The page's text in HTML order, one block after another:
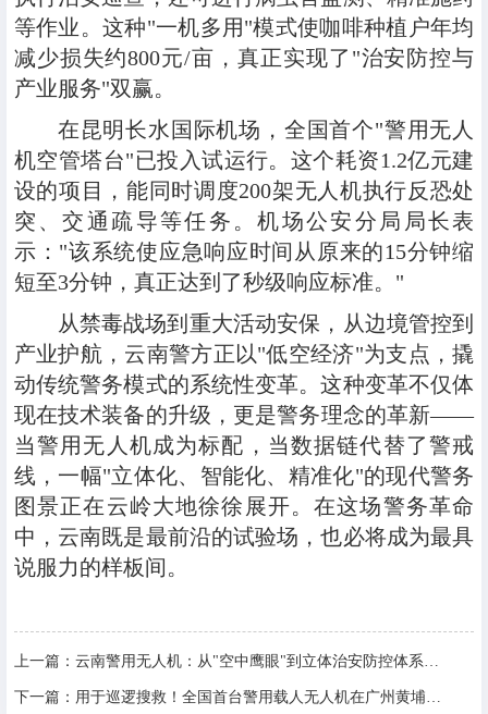
等作业。这种"一机多用"模式使咖啡种植户年均
减少损失约800元/亩，真正实现了"治安防控与
产业服务"双赢。
在昆明长水国际机场，全国首个"警用无人
机空管塔台"已投入试运行。这个耗资1.2亿元建
设的项目，能同时调度200架无人机执行反恐处
突、交通疏导等任务。机场公安分局局长表
示："该系统使应急响应时间从原来的15分钟缩
短至3分钟，真正达到了秒级响应标准。"
从禁毒战场到重大活动安保，从边境管控到
产业护航，云南警方正以"低空经济"为支点，撬
动传统警务模式的系统性变革。这种变革不仅体
现在技术装备的升级，更是警务理念的革新——
当警用无人机成为标配，当数据链代替了警戒
线，一幅"立体化、智能化、精准化"的现代警务
图景正在云岭大地徐徐展开。在这场警务革命
中，云南既是最前沿的试验场，也必将成为最具
说服力的样板间。
上一篇： 云南警用无人机：从"空中鹰眼"到立体治安防控体系的科技飞跃
下一篇： 用于巡逻搜救！全国首台警用载人无人机在广州黄埔公安入列